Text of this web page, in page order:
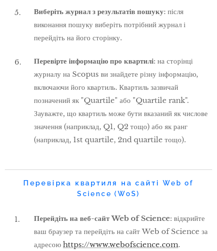
Виберіть журнал з результатів пошуку: після
виконання пошуку виберіть потрібний журнал і
перейдіть на його сторінку.
Перевірте інформацію про квартилі: на сторінці
журналу на Scopus ви знайдете різну інформацію,
включаючи його квартиль. Квартиль зазвичай
позначений як "Quartile" або "Quartile rank".
Зауважте, що квартиль може бути вказаний як числове
значення (наприклад, Q1, Q2 тощо) або як ранг
(наприклад, 1st quartile, 2nd quartile тощо).
Перевірка квартиля на сайтіWeb of
Science (WoS)
Перейдіть на веб-сайт Web of Science: відкрийте
ваш браузер та перейдіть на сайт Web of Science за
адресою https://www.webofscience.com.